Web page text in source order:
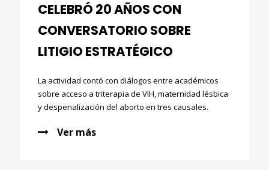
CELEBRÓ 20 AÑOS CON
CONVERSATORIO SOBRE
LITIGIO ESTRATÉGICO
La actividad contó con diálogos entre académicos
sobre acceso a triterapia de VIH, maternidad lésbica
y despenalización del aborto en tres causales.
Ver más